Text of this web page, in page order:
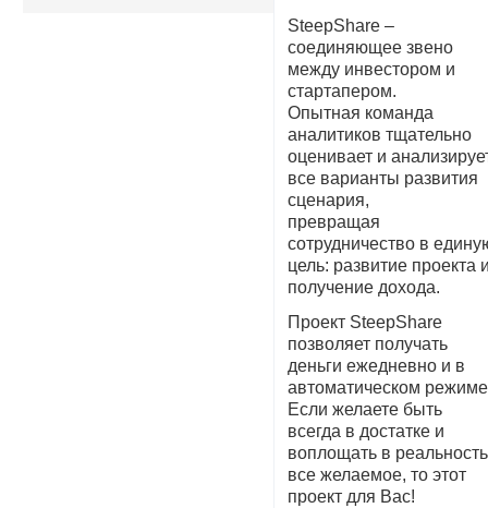
SteepShare –
соединяющее звено
между инвестором и
стартапером.
Опытная команда
аналитиков тщательно
оценивает и
все варианты развития
сценария,
превращая
сотрудничество в
цель: развитие проекта
получение дохода.
Проект SteepShare
позволяет получать
деньги ежедневно и в
автоматическом
Если желаете быть
всегда в достатке и
воплощать в реальность
все желаемое, то этот
проект для Вас!